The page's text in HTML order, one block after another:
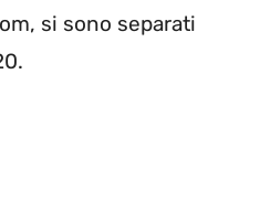
si sono separati